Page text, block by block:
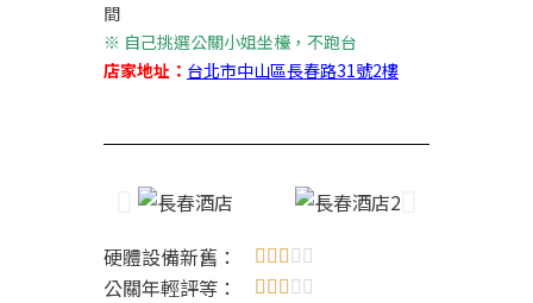
間
※ 自己挑選公關小姐坐檯，不跑台
店家地址： 台北市中山區長春路31號2樓
硬體設備新舊：     
公關年輕評等：     